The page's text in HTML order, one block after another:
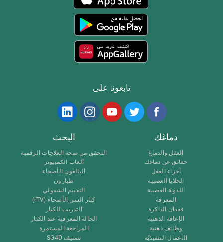
تابعونا على
دماغك
العقل والدماغ
حقائق عن دماغك
أجزاء العقل
الخلايا العصبية
اللدونة العصبية
المعرفة
فقدان الذاكرة
الإعاقة الذهنية
وظائف ذهنية
الأعمال التنفيذيّة
البحث
التحقق من صحة العلاجات الرقمية
ألعاب الكمبيوتر
البالغون الأصحاء
طيارون
التقييم الشمولي
كبار السن الأصحاء (iTV)
التدريب للكبار
الحالة المعرفية عند الكبار
المراجعة المستمرة
تصنيف SG4D